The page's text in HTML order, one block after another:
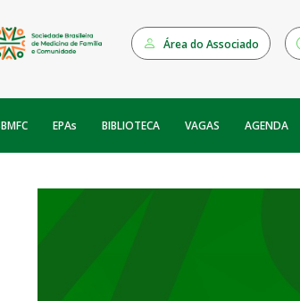
Área do Associado
EPAs BIBLIOTECA VAGAS AGENDA